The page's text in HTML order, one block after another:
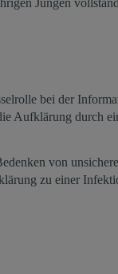
Jungen
bei der
Aufklärung durch
von
zu einer